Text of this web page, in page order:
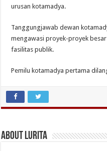
urusan kotamadya.
Tanggungjawab dewan
mengawasi proyek-proyek
fasilitas publik.
Pemilu kotamadya pertama
About Lurita